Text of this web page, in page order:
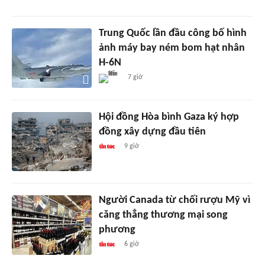
Trung Quốc lần đầu công bố hình
ảnh máy bay ném bom hạt nhân
H-6N
7 giờ
Hội đồng Hòa bình Gaza ký hợp
đồng xây dựng đầu tiên
9 giờ
Người Canada từ chối rượu Mỹ vì
căng thẳng thương mại song
phương
6 giờ